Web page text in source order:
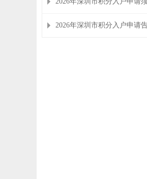
2026年深圳市积分入户申请